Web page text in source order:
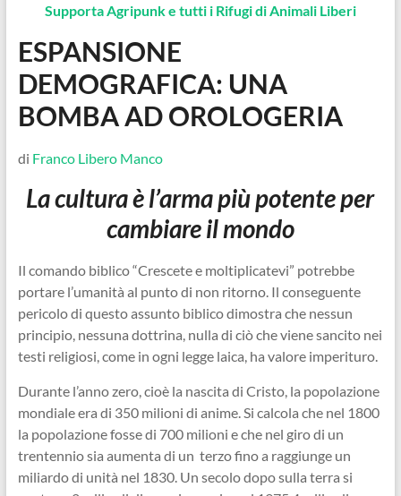
Supporta Agripunk e tutti i Rifugi di Animali Liberi
ESPANSIONE
DEMOGRAFICA: UNA
BOMBA AD OROLOGERIA
di Franco Libero Manco
La cultura è l’arma più potente per
cambiare il mondo
Il comando biblico “Crescete e moltiplicatevi” potrebbe
portare l’umanità al punto di non ritorno. Il conseguente
pericolo di questo assunto biblico dimostra che nessun
principio, nessuna dottrina, nulla di ciò che viene sancito nei
testi religiosi, come in ogni legge laica, ha valore imperituro.
Durante l’anno zero, cioè la nascita di Cristo, la popolazione
mondiale era di 350 milioni di anime. Si calcola che nel 1800
la popolazione fosse di 700 milioni e che nel giro di un
trentennio sia aumenta di un terzo fino a raggiunge un
miliardo di unità nel 1830. Un secolo dopo sulla terra si